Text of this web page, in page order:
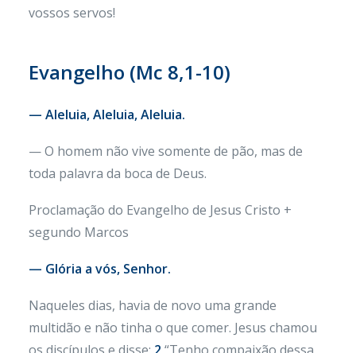
vossos servos!
Evangelho (Mc 8,1-10)
— Aleluia, Aleluia, Aleluia.
— O homem não vive somente de pão, mas de
toda palavra da boca de Deus.
Proclamação do Evangelho de Jesus Cristo +
segundo Marcos
— Glória a vós, Senhor.
Naqueles dias, havia de novo uma grande
multidão e não tinha o que comer. Jesus chamou